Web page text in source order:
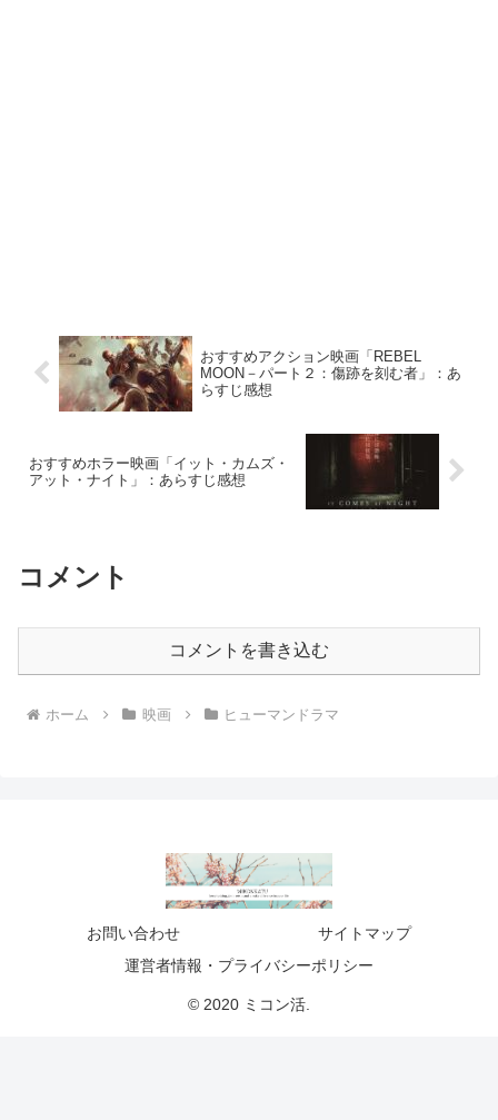
おすすめアクション映画「REBEL
MOON－パート２：傷跡を刻む者」：あ
らすじ感想
おすすめホラー映画「イット・カムズ・
アット・ナイト」：あらすじ感想
コメント
コメントを書き込む
ホーム 映画 ヒューマンドラマ
お問い合わせ
サイトマップ
運営者情報・プライバシーポリシー
© 2020 ミコン活.